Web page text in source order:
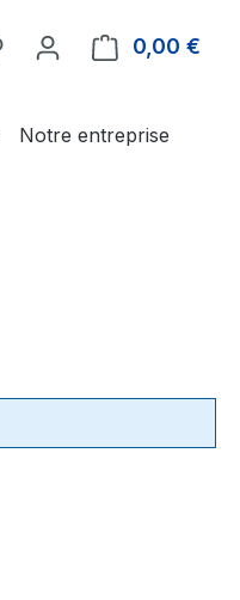
0,00 €
Notre entreprise